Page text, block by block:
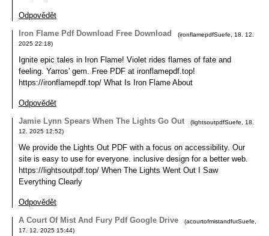
Odpovědět
Iron Flame Pdf Download Free Download
(ironflamepdfSuefe
18. 12.
2025 22:18)
Ignite epic tales in Iron Flame! Violet rides flames of fate and
feeling. Yarros' gem. Free PDF at ironflamepdf.top!
https://ironflamepdf.top/ What Is Iron Flame About
Odpovědět
Jamie Lynn Spears When The Lights Go Out
(lightsoutpdfSuefe
18.
12. 2025 12:52)
We provide the Lights Out PDF with a focus on accessibility. Our
site is easy to use for everyone. inclusive design for a better web.
https://lightsoutpdf.top/ When The Lights Went Out I Saw
Everything Clearly
Odpovědět
A Court Of Mist And Fury Pdf Google Drive
(acourtofmistandfurSuefe
17. 12. 2025 15:44)